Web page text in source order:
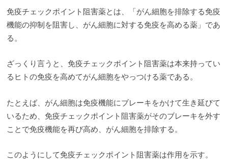
免疫チェックポイント阻害薬とは、「がん細胞を排除する免疫
機能の抑制を阻害し、がん細胞に対する免疫を高める薬」であ
る。
ざっくり言うと、免疫チェックポイント阻害薬は本来持ってい
るヒトの免疫を高めてがん細胞をやっつける薬である。
たとえば、がん細胞は免疫機能にブレーキをかけて生き延びて
いるため、免疫チェックポイント阻害薬がそのブレーキを外す
ことで免疫機能を再び高め、がん細胞を排除する。
このようにして免疫チェックポイント阻害薬は作用を示す。